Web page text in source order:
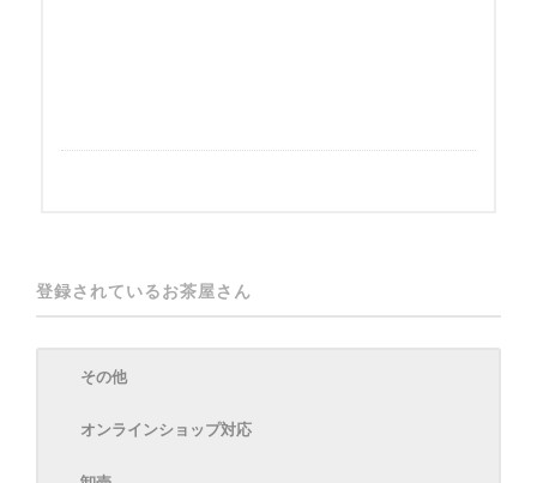
登録されているお茶屋さん
その他
オンラインショップ対応